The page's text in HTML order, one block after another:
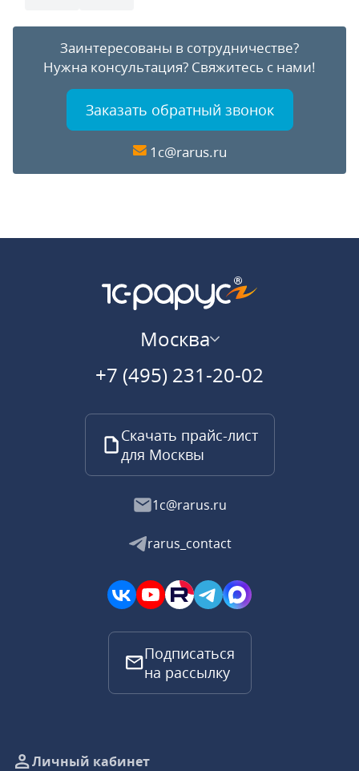
Заинтересованы в сотрудничестве?
Нужна консультация? Свяжитесь с нами!
Заказать обратный звонок
1c@rarus.ru
Москва
+7 (495) 231-20-02
Скачать прайс-лист
для Москвы
1c@rarus.ru
rarus_contact
Подписаться
на рассылку
Личный кабинет